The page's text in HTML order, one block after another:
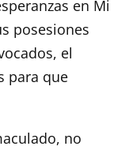
en Mi
posesiones
el
para que
no